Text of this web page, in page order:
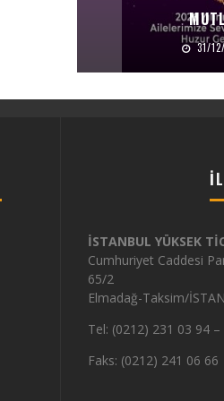
31/
İSTANBUL YÜKSEK
Cumhuriyet Caddesi
65/2
Elmadağ-Taksim/
Tel: (0212) 231 03 94
Faks: (0212) 241 06 66